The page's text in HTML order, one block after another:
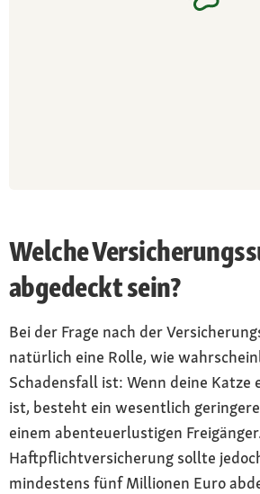
Welche
abgedeckt sein?
Bei der Frage nach der
natürlich eine Rolle, wie
Schadensfall ist: Wenn deine Katze
ist, besteht ein wesentlich
einem abenteuerlustigen
Haftpflichtversicherung sollte
mindestens fünf Millionen Euro